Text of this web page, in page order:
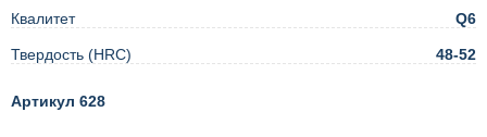
Квалитет Q6
Твердость (HRC) 48-52
Артикул 628